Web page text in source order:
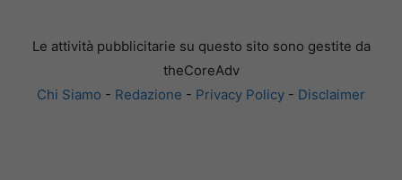
Le attività pubblicitarie su questo sito sono gestite da
theCoreAdv
Chi Siamo - Redazione - Privacy Policy - Disclaimer